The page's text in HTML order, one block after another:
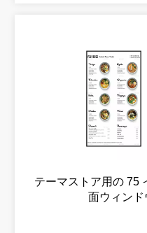
テーマストア用の 75
面ウィンド